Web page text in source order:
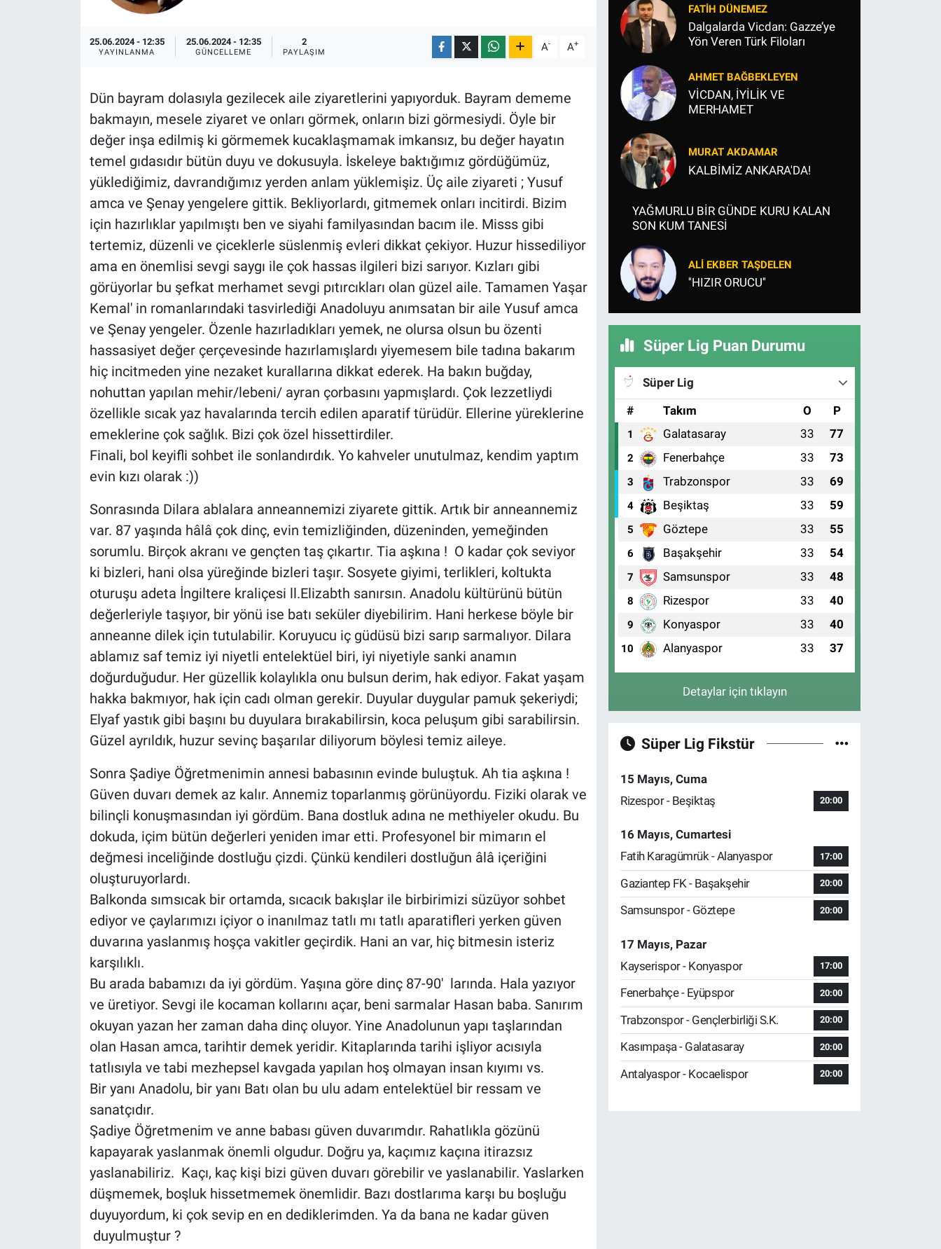
25.06.2024 - 12:35
YAYINLANMA
25.06.2024 - 12:35
GÜNCELLEME
2
PAYLAŞIM A- A+
Dün bayram dolasıyla gezilecek aile ziyaretlerini yapıyorduk. Bayram dememe
bakmayın, mesele ziyaret ve onları görmek, onların bizi görmesiydi. Öyle bir
değer inşa edilmiş ki görmemek kucaklaşmamak imkansız, bu değer hayatın
temel gıdasıdır bütün duyu ve dokusuyla. İskeleye baktığımız gördüğümüz,
yüklediğimiz, davrandığımız yerden anlam yüklemişiz. Üç aile ziyareti ; Yusuf
amca ve Şenay yengelere gittik. Bekliyorlardı, gitmemek onları incitirdi. Bizim
için hazırlıklar yapılmıştı ben ve siyahi familyasından bacım ile. Misss gibi
tertemiz, düzenli ve çiceklerle süslenmiş evleri dikkat çekiyor. Huzur hissediliyor
ama en önemlisi sevgi saygı ile çok hassas ilgileri bizi sarıyor. Kızları gibi
görüyorlar bu şefkat merhamet sevgi pıtırcıkları olan güzel aile. Tamamen Yaşar
Kemal' in romanlarındaki tasvirlediği Anadoluyu anımsatan bir aile Yusuf amca
ve Şenay yengeler. Özenle hazırladıkları yemek, ne olursa olsun bu özenti
hassasiyet değer çerçevesinde hazırlamışlardı yiyemesem bile tadına bakarım
hiç incitmeden yine nezaket kurallarına dikkat ederek. Ha bakın buğday,
nohuttan yapılan mehir/lebeni/ ayran çorbasını yapmışlardı. Çok lezzetliydi
özellikle sıcak yaz havalarında tercih edilen aparatif türüdür. Ellerine yüreklerine
emeklerine çok sağlık. Bizi çok özel hissettirdiler.
Finali, bol keyifli sohbet ile sonlandırdık. Yo kahveler unutulmaz, kendim yaptım
evin kızı olarak :))
Sonrasında Dilara ablalara anneannemizi ziyarete gittik. Artık bir anneannemiz
var. 87 yaşında hâlâ çok dinç, evin temizliğinden, düzeninden, yemeğinden
sorumlu. Birçok akranı ve gençten taş çıkartır. Tia aşkına ! O kadar çok seviyor
ki bizleri, hani olsa yüreğinde bizleri taşır. Sosyete giyimi, terlikleri, koltukta
oturuşu adeta İngiltere kraliçesi ll.Elizabth sanırsın. Anadolu kültürünü bütün
değerleriyle taşıyor, bir yönü ise batı seküler diyebilirim. Hani herkese böyle bir
anneanne dilek için tutulabilir. Koruyucu iç güdüsü bizi sarıp sarmalıyor. Dilara
ablamız saf temiz iyi niyetli entelektüel biri, iyi niyetiyle sanki anamın
doğurduğudur. Her güzellik kolaylıkla onu bulsun derim, hak ediyor. Fakat yaşam
hakka bakmıyor, hak için cadı olman gerekir. Duyular duygular pamuk şekeriydi;
Elyaf yastık gibi başını bu duyulara bırakabilirsin, koca peluşum gibi sarabilirsin.
Güzel ayrıldık, huzur sevinç başarılar diliyorum böylesi temiz aileye.
Sonra Şadiye Öğretmenimin annesi babasının evinde buluştuk. Ah tia aşkına !
Güven duvarı demek az kalır. Annemiz toparlanmış görünüyordu. Fiziki olarak ve
bilinçli konuşmasından iyi gördüm. Bana dostluk adına ne methiyeler okudu. Bu
dokuda, içim bütün değerleri yeniden imar etti. Profesyonel bir mimarın el
değmesi inceliğinde dostluğu çizdi. Çünkü kendileri dostluğun âlâ içeriğini
oluşturuyorlardı.
Balkonda sımsıcak bir ortamda, sıcacık bakışlar ile birbirimizi süzüyor sohbet
ediyor ve çaylarımızı içiyor o inanılmaz tatlı mı tatlı aparatifleri yerken güven
duvarına yaslanmış hoşça vakitler geçirdik. Hani an var, hiç bitmesin isteriz
karşılıklı.
Bu arada babamızı da iyi gördüm. Yaşına göre dinç 87-90' larında. Hala yazıyor
ve üretiyor. Sevgi ile kocaman kollarını açar, beni sarmalar Hasan baba. Sanırım
okuyan yazan her zaman daha dinç oluyor. Yine Anadolunun yapı taşlarından
olan Hasan amca, tarihtir demek yeridir. Kitaplarında tarihi işliyor acısıyla
tatlısıyla ve tabi mezhepsel kavgada yapılan hoş olmayan insan kıyımı vs.
Bir yanı Anadolu, bir yanı Batı olan bu ulu adam entelektüel bir ressam ve
sanatçıdır.
Şadiye Öğretmenim ve anne babası güven duvarımdır. Rahatlıkla gözünü
kapayarak yaslanmak önemli olgudur. Doğru ya, kaçımız kaçına itirazsız
yaslanabiliriz. Kaçı, kaç kişi bizi güven duvarı görebilir ve yaslanabilir. Yaslarken
düşmemek, boşluk hissetmemek önemlidir. Bazı dostlarıma karşı bu boşluğu
duyuyordum, ki çok sevip en en dediklerimden. Ya da bana ne kadar güven
duyulmuştur ?
FATIH DÜNEMEZ
Dalgalarda Vicdan: Gazze’ye
Yön Veren Türk Filoları
AHMET BAĞBEKLEYEN
VİCDAN, İYİLİK VE
MERHAMET
MURAT AKDAMAR
KALBİMİZ ANKARA'DA!
YAĞMURLU BİR GÜNDE KURU KALAN
SON KUM TANESİ
ALI EKBER TAŞDELEN
''HIZIR ORUCU''
Süper Lig Puan Durumu
Süper Lig
#
Takım O P
1 Galatasaray 33 77
2 Fenerbahçe 33 73
3 Trabzonspor 33 69
4 Beşiktaş 33 59
5 Göztepe 33 55
6 Başakşehir 33 54
7 Samsunspor 33 48
8 Rizespor 33 40
9 Konyaspor 33 40
10 Alanyaspor 33 37
Detaylar için tıklayın
Süper Lig Fikstür
15 Mayıs, Cuma
Rizespor - Beşiktaş
20:00
16 Mayıs, Cumartesi
Fatih Karagümrük - Alanyaspor
17:00
Gaziantep FK - Başakşehir 20:00
Samsunspor - Göztepe 20:00
17 Mayıs, Pazar
Kayserispor - Konyaspor
17:00
Fenerbahçe - Eyüpspor 20:00
Trabzonspor - Gençlerbirliği S.K. 20:00
Kasımpaşa - Galatasaray 20:00
Antalyaspor - Kocaelispor 20:00